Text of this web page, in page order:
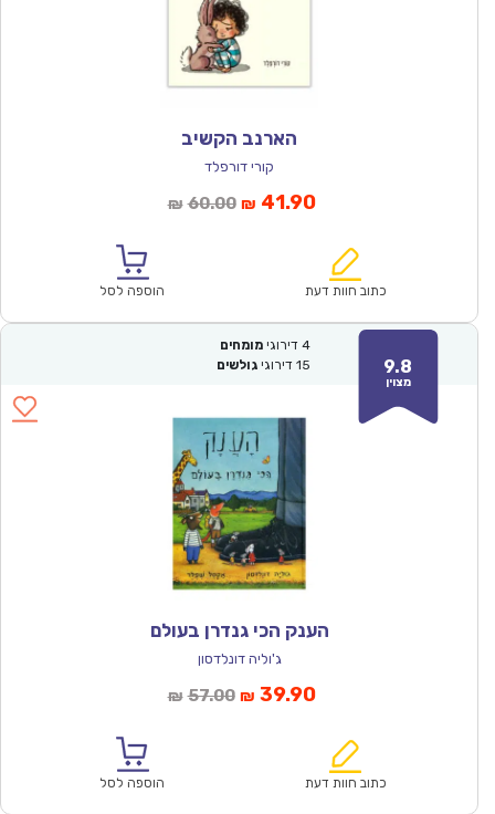
הארנב הקשיב
קורי דורפלד
₪ 60.00המחיר
₪60.00.
₪ 41.90המחיר
הוא:
כתוב חוות דעת הוספה לסל
9.8
מצוין
4 דירוגי מומחים
15 דירוגי גולשים
הענק הכי גנדרן בעולם
ג'וליה דונלדסון
₪ 57.00המחיר
₪57.00.
₪ 39.90המחיר
הוא:
כתוב חוות דעת הוספה לסל